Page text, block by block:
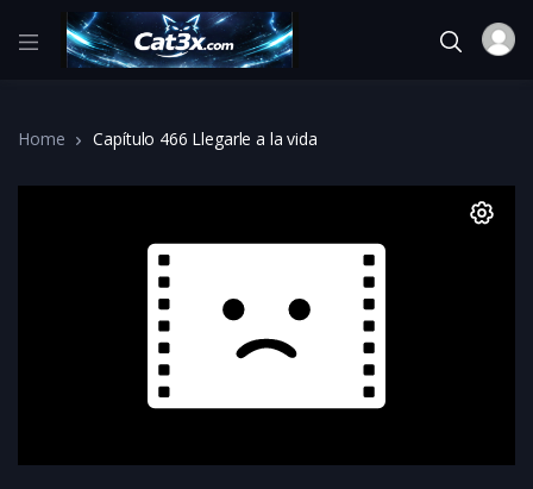
Home Capítulo 466 Llegarle a la vida